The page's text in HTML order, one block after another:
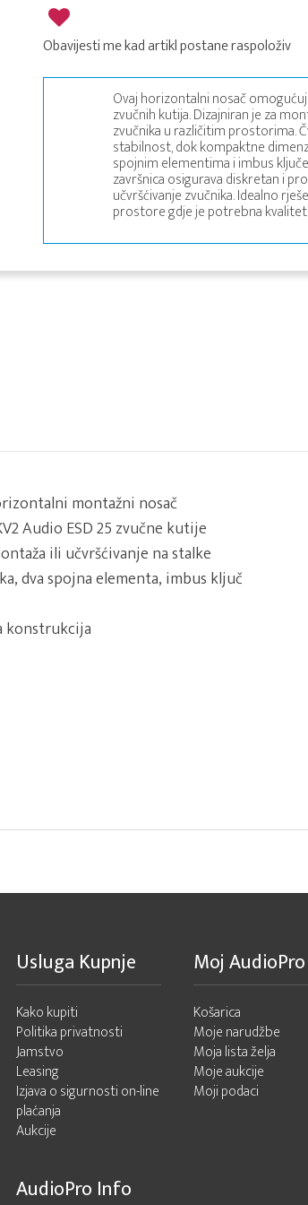
Obavijesti me kad artikl postane raspoloživ
Ovaj horizontalni nosač
zvučnih kutija. Dizajniran je za
zvučnika u različitim prostorima.
stabilnost, dok kompaktne
spojnim elementima i imbus
završnica osigurava diskretan i
učvršćivanje zvučnika. Idealno
prostore gdje je potrebna
montažni nosač
Audio ESD 25 zvučne kutije
ili učvršćivanje na stalke
dva spojna elementa, imbus ključ
konstrukcija
Usluga Kupnje
Kako kupiti
Politika privatnosti
Jamstvo
Leasing
Izjava o sigurnosti on-line
plaćanja
Aukcije
Moj AudioPro
Košarica
Moje narudžbe
Moja lista želja
Moje aukcije
Moji podaci
AudioPro Info